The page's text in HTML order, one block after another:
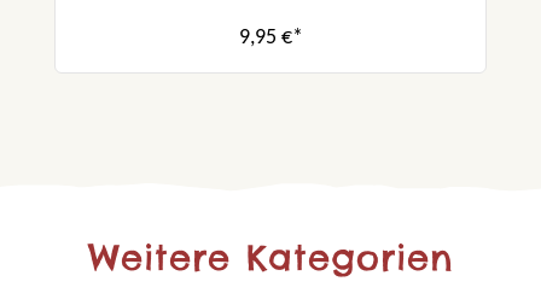
9,95 €*
Weitere Kategorien